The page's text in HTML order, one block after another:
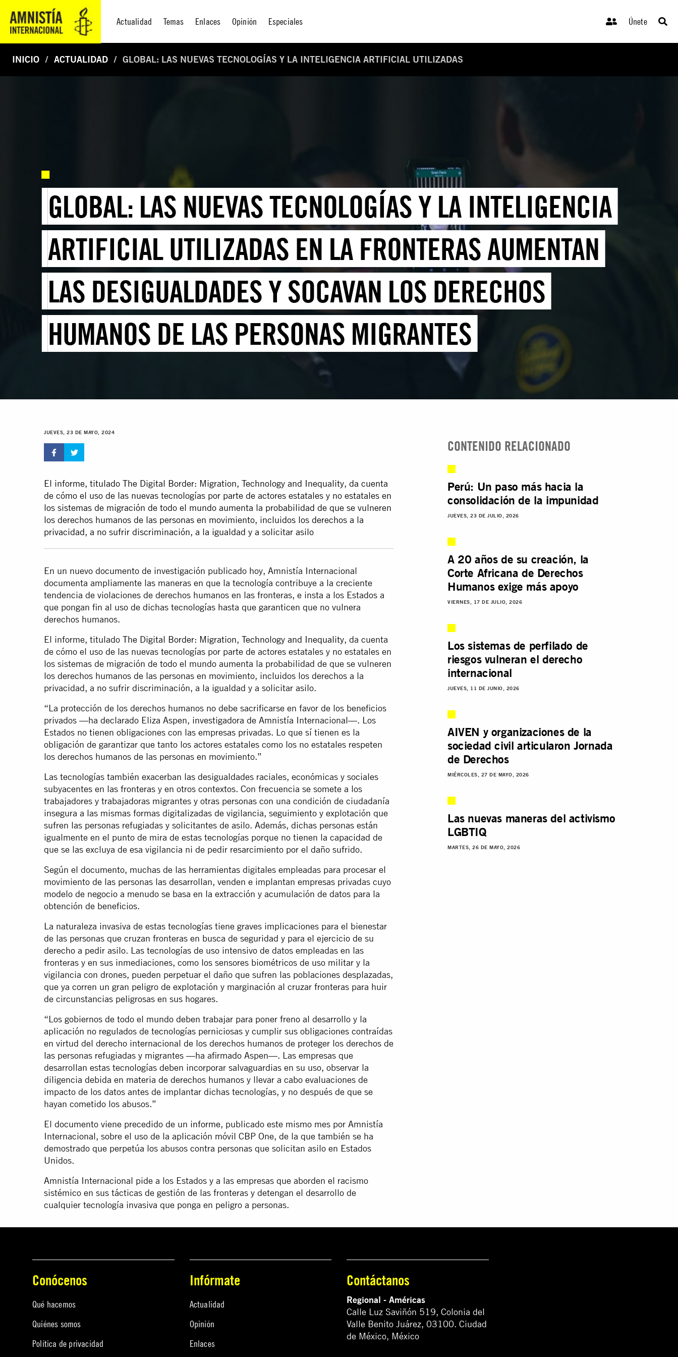
Actualidad Temas Enlaces Opinión Especiales Únete
INICIO ACTUALIDAD GLOBAL: LAS NUEVAS TECNOLOGÍAS Y LA INTELIGENCIA ARTIFICIAL UTILIZADAS
GLOBAL: LAS NUEVAS TECNOLOGÍAS Y LA INTELIGENCIA
ARTIFICIAL UTILIZADAS EN LA FRONTERAS AUMENTAN
LAS DESIGUALDADES Y SOCAVAN LOS DERECHOS
HUMANOS DE LAS PERSONAS MIGRANTES
JUEVES, 23 DE MAYO, 2024
El informe, titulado The Digital Border: Migration, Technology and Inequality, da cuenta
de cómo el uso de las nuevas tecnologías por parte de actores estatales y no estatales en
los sistemas de migración de todo el mundo aumenta la probabilidad de que se vulneren
los derechos humanos de las personas en movimiento, incluidos los derechos a la
privacidad, a no sufrir discriminación, a la igualdad y a solicitar asilo
En un nuevo documento de investigación publicado hoy, Amnistía Internacional
documenta ampliamente las maneras en que la tecnología contribuye a la creciente
tendencia de violaciones de derechos humanos en las fronteras, e insta a los Estados a
que pongan fin al uso de dichas tecnologías hasta que garanticen que no vulnera
derechos humanos.
El informe, titulado The Digital Border: Migration, Technology and Inequality, da cuenta
de cómo el uso de las nuevas tecnologías por parte de actores estatales y no estatales en
los sistemas de migración de todo el mundo aumenta la probabilidad de que se vulneren
los derechos humanos de las personas en movimiento, incluidos los derechos a la
privacidad, a no sufrir discriminación, a la igualdad y a solicitar asilo.
“La protección de los derechos humanos no debe sacrificarse en favor de los beneficios
privados —ha declarado Eliza Aspen, investigadora de Amnistía Internacional—. Los
Estados no tienen obligaciones con las empresas privadas. Lo que sí tienen es la
obligación de garantizar que tanto los actores estatales como los no estatales respeten
los derechos humanos de las personas en movimiento.”
Las tecnologías también exacerban las desigualdades raciales, económicas y sociales
subyacentes en las fronteras y en otros contextos. Con frecuencia se somete a los
trabajadores y trabajadoras migrantes y otras personas con una condición de ciudadanía
insegura a las mismas formas digitalizadas de vigilancia, seguimiento y explotación que
sufren las personas refugiadas y solicitantes de asilo. Además, dichas personas están
igualmente en el punto de mira de estas tecnologías porque no tienen la capacidad de
que se las excluya de esa vigilancia ni de pedir resarcimiento por el daño sufrido.
Según el documento, muchas de las herramientas digitales empleadas para procesar el
movimiento de las personas las desarrollan, venden e implantan empresas privadas cuyo
modelo de negocio a menudo se basa en la extracción y acumulación de datos para la
obtención de beneficios.
La naturaleza invasiva de estas tecnologías tiene graves implicaciones para el bienestar
de las personas que cruzan fronteras en busca de seguridad y para el ejercicio de su
derecho a pedir asilo. Las tecnologías de uso intensivo de datos empleadas en las
fronteras y en sus inmediaciones, como los sensores biométricos de uso militar y la
vigilancia con drones, pueden perpetuar el daño que sufren las poblaciones desplazadas,
que ya corren un gran peligro de explotación y marginación al cruzar fronteras para huir
de circunstancias peligrosas en sus hogares.
“Los gobiernos de todo el mundo deben trabajar para poner freno al desarrollo y la
aplicación no regulados de tecnologías perniciosas y cumplir sus obligaciones contraídas
en virtud del derecho internacional de los derechos humanos de proteger los derechos de
las personas refugiadas y migrantes —ha afirmado Aspen—. Las empresas que
desarrollan estas tecnologías deben incorporar salvaguardias en su uso, observar la
diligencia debida en materia de derechos humanos y llevar a cabo evaluaciones de
impacto de los datos antes de implantar dichas tecnologías, y no después de que se
hayan cometido los abusos.”
El documento viene precedido de un informe, publicado este mismo mes por Amnistía
Internacional, sobre el uso de la aplicación móvil CBP One, de la que también se ha
demostrado que perpetúa los abusos contra personas que solicitan asilo en Estados
Unidos.
Amnistía Internacional pide a los Estados y a las empresas que aborden el racismo
sistémico en sus tácticas de gestión de las fronteras y detengan el desarrollo de
cualquier tecnología invasiva que ponga en peligro a personas.
CONTENIDO RELACIONADO
Perú: Un paso más hacia la
consolidación de la impunidad
JUEVES, 23 DE JULIO, 2026
A 20 años de su creación, la
Corte Africana de Derechos
Humanos exige más apoyo
VIERNES, 17 DE JULIO, 2026
Los sistemas de perfilado de
riesgos vulneran el derecho
internacional
JUEVES, 11 DE JUNIO, 2026
AIVEN y organizaciones de la
sociedad civil articularon Jornada
de Derechos
MIÉRCOLES, 27 DE MAYO, 2026
Las nuevas maneras del activismo
LGBTIQ
MARTES, 26 DE MAYO, 2026
Conócenos
Qué hacemos
Quiénes somos
Política de privacidad
Infórmate
Actualidad
Opinión
Enlaces
Contáctanos
Regional - Américas
Calle Luz Saviñón 519, Colonia del
Valle Benito Juárez, 03100. Ciudad
de México, México